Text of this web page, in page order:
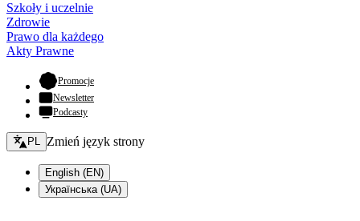
Szkoły i uczelnie
Zdrowie
Prawo dla każdego
Akty Prawne
Promocje- otwiera się w nowej karcie
Newsletter
Podcasty
Zmień język - bieżący:
PL Zmień język strony
English (EN)
Українська (UA)